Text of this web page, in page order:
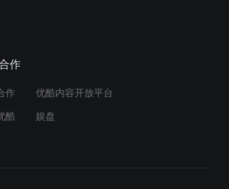
01:24
00:59
作
作 优酷内容开放平台
酷 娱盘